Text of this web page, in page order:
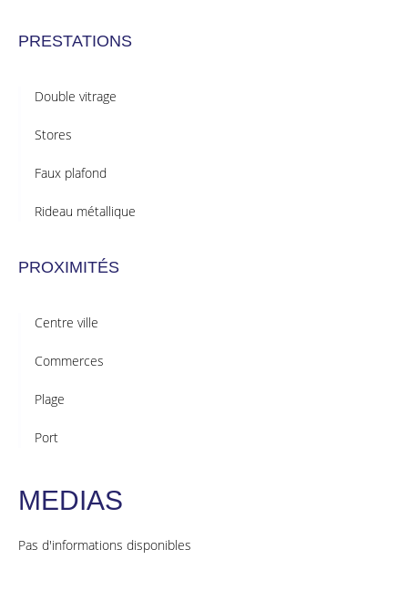
PRESTATIONS
Double vitrage
Stores
Faux plafond
Rideau métallique
PROXIMITÉS
Centre ville
Commerces
Plage
Port
MEDIAS
Pas d'informations disponibles